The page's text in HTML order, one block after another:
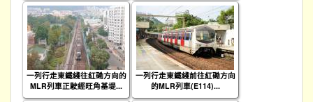
一列行走東鐵綫往紅磡方向的
MLR列車正駛經旺角基堤...
一列行走東鐵綫前往紅磡方向
的MLR列車(E114)...